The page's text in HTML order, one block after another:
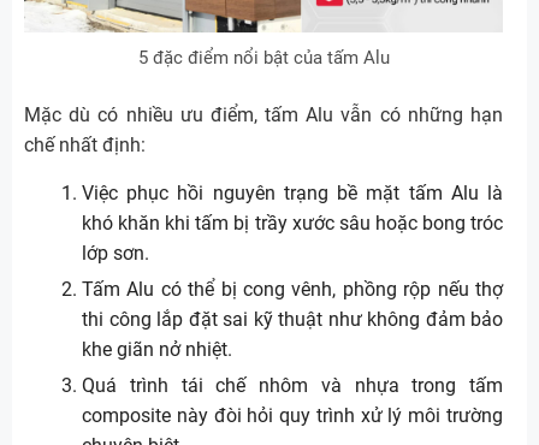
5 đặc điểm nổi bật của tấm Alu
Mặc dù có nhiều ưu điểm, tấm Alu vẫn có những hạn
chế nhất định:
Việc phục hồi nguyên trạng bề mặt tấm Alu là
khó khăn khi tấm bị trầy xước sâu hoặc bong tróc
lớp sơn.
Tấm Alu có thể bị cong vênh, phồng rộp nếu thợ
thi công lắp đặt sai kỹ thuật như không đảm bảo
khe giãn nở nhiệt.
Quá trình tái chế nhôm và nhựa trong tấm
composite này đòi hỏi quy trình xử lý môi trường